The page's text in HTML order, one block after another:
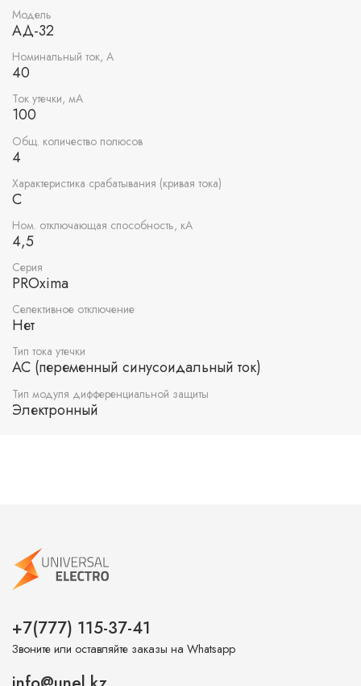
Модель
АД-32
Номинальный ток, А
40
Ток утечки, мА
100
Общ. количество полюсов
4
Характеристика срабатывания (кривая тока)
C
Ном. отключающая способность, кА
4,5
Серия
PROxima
Селективное отключение
Нет
Тип тока утечки
AC (переменный синусоидальный ток)
Тип модуля дифференциальной защиты
Электронный
+7(777) 115-37-41
Звоните или оставляйте заказы на Whatsapp